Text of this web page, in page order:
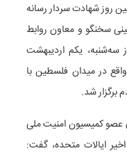
روز شهادت سردار رسانه
سخنگو و معاون روابط
سه‌شنبه، یکم اردیبهشت
در میدان فلسطین با
شد.
عصو کمیسیون امنیت ملی
ایالات متحده، گفت: